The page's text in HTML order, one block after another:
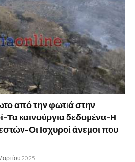
από την φωτιά στην
Τα καινούργια δεδομένα-Η
Οι Ισχυροί άνεμοι που
2025